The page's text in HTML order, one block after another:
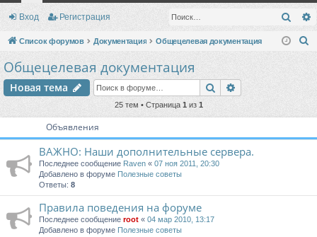
с
ы
и
ор хо
д
ег
ис
Вход Регистрация
Список форумов Документация Общецелевая документация
Общецелевая документация
Новая тема Поиск
25 тем • Страница 1 из 1
Объявления
ВАЖНО: Наши дополнительные сервера.
Последнее сообщение Raven « 07 ноя 2011, 20:30
Добавлено в форуме Полезные советы
Ответы: 8
Правила поведения на форуме
Последнее сообщение root « 04 мар 2010, 13:17
Добавлено в форуме Полезные советы